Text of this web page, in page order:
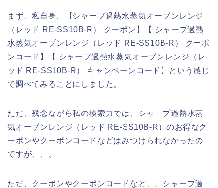
まず、私自身、【シャープ過熱水蒸気オーブンレンジ
（レッド RE-SS10B-R） クーポン】【 シャープ過熱
水蒸気オーブンレンジ（レッド RE-SS10B-R） クーポ
ンコード】【 シャープ過熱水蒸気オーブンレンジ（レ
ッド RE-SS10B-R） キャンペーンコード】という感じ
で調べてみることにしました。
ただ、残念ながら私の検索力では、シャープ過熱水蒸
気オーブンレンジ（レッド RE-SS10B-R）のお得なク
ーポンやクーポンコードなどはみつけられなかったの
ですが、、、
ただ、クーポンやクーポンコードなど、、シャープ過